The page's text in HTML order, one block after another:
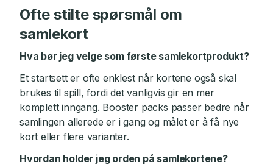
Ofte stilte spørsmål om
samlekort
Hva bør jeg velge som første samlekortprodukt?
Et startsett er ofte enklest når kortene også skal
brukes til spill, fordi det vanligvis gir en mer
komplett inngang. Booster packs passer bedre når
samlingen allerede er i gang og målet er å få nye
kort eller flere varianter.
Hvordan holder jeg orden på samlekortene?